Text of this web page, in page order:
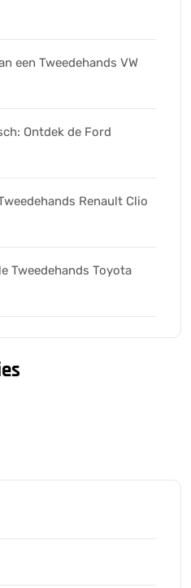
een Tweedehands VW
Ontdek de Ford
Renault Clio
Tweedehands Toyota